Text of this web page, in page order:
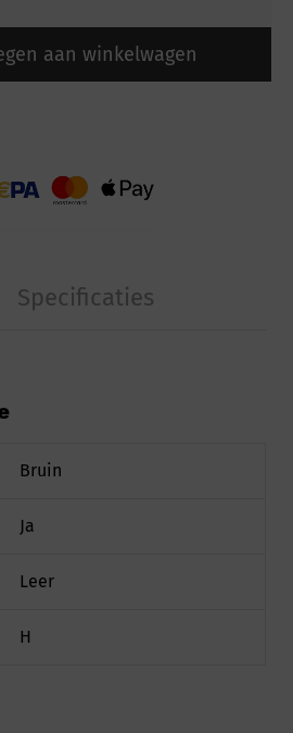
aan winkelwagen
Specificaties
Bruin
Ja
Leer
H